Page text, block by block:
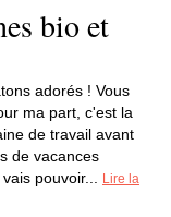
bio et
adorés ! Vous
ma part, c'est la
de travail avant
de vacances
pouvoir...
Lire la